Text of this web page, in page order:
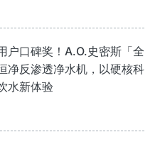
户口碑奖！A.O.史密斯「全
净反渗透净水机，以硬核科
水新体验